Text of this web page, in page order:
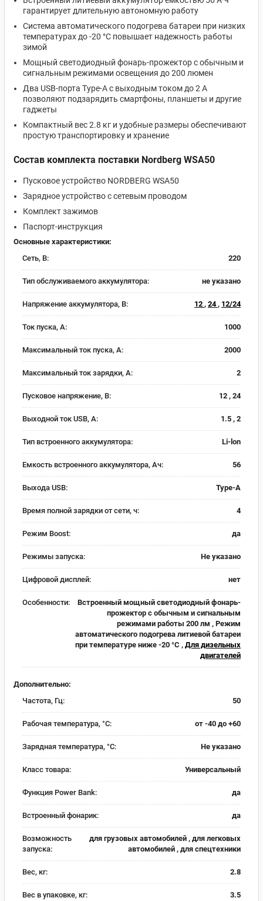
гарантирует длительную автономную работу
Система автоматического подогрева батареи при низких
температурах до -20 °С повышает надежность работы
зимой
Мощный светодиодный фонарь-прожектор с обычным и
сигнальным режимами освещения до 200 люмен
Два USB-порта Type-A с выходным током до 2 А
позволяют подзарядить смартфоны, планшеты и другие
гаджеты
Компактный вес 2.8 кг и удобные размеры обеспечивают
простую транспортировку и хранение
Состав комплекта поставки Nordberg WSA50
Пусковое устройство NORDBERG WSA50
Зарядное устройство с сетевым проводом
Комплект зажимов
Паспорт-инструкция
Основные характеристики:
Сеть, В:
220
Тип обслуживаемого аккумулятора: не указано
Напряжение аккумулятора, В: 12 , 24, 12/24
Ток пуска, А: 1000
Максимальный ток пуска, А: 2000
Максимальный ток зарядки, А: 2
Пусковое напряжение, В: 12 , 24
Выходной ток USB, А: 1.5 , 2
Тип встроенного аккумулятора: Li-lon
Емкость встроенного аккумулятора, Ач: 56
Выхода USB: Type-A
Время полной зарядки от сети, ч: 4
Режим Boost: да
Режимы запуска: Не указано
Цифровой дисплей: нет
Особенности:
Встроенный мощный светодиодный фонарь-
прожектор с обычным и сигнальным
режимами работы 200 лм , Режим
автоматического подогрева литиевой батареи
при температуре ниже -20 °С , Для дизельных
двигателей
Дополнительно:
Частота, Гц:
50
Рабочая температура, °C: от -40 до +60
Зарядная температура, °C: Не указано
Класс товара: Универсальный
Функция Power Bank: да
Встроенный фонарик: да
Возможность
запуска:
для грузовых автомобилей , для легковых
автомобилей , для спецтехники
Вес, кг: 2.8
Вес в упаковке, кг: 3.5